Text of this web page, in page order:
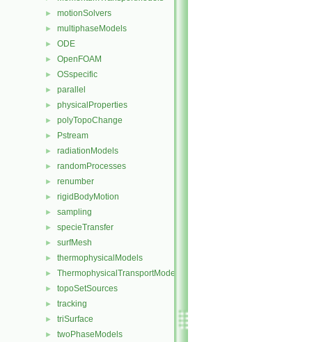
► motionSolvers
► multiphaseModels
► ODE
► OpenFOAM
► OSspecific
► parallel
► physicalProperties
► polyTopoChange
► Pstream
► radiationModels
► randomProcesses
► renumber
► rigidBodyMotion
► sampling
► specieTransfer
► surfMesh
► thermophysicalModels
► ThermophysicalTransportModels
► topoSetSources
► tracking
► triSurface
► twoPhaseModels